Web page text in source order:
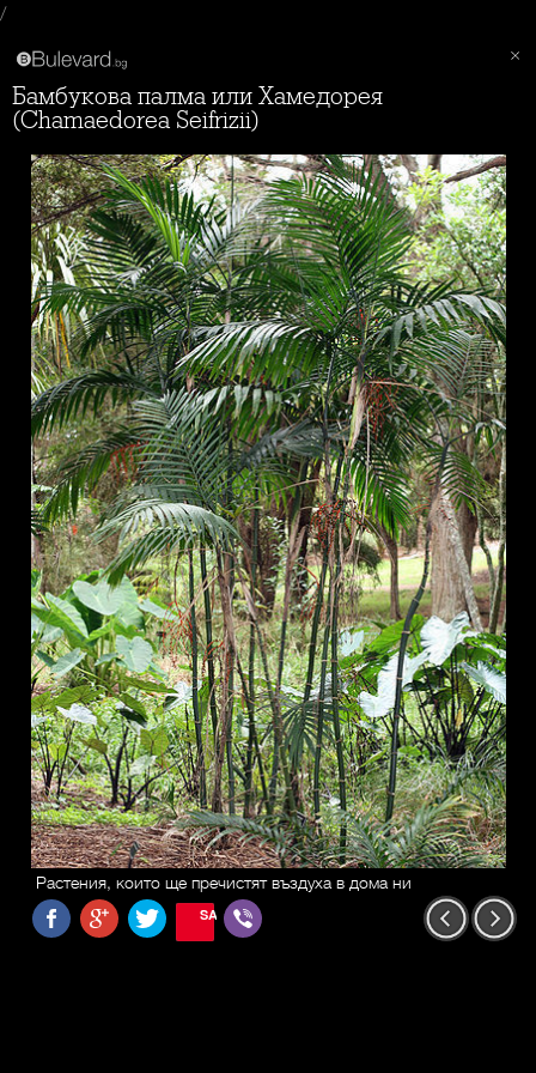
/
Бамбукова палма или Хамедорея
(Chamaedorea Seifrizii)
Растения, които ще пречистят въздуха в дома ни
SAVE